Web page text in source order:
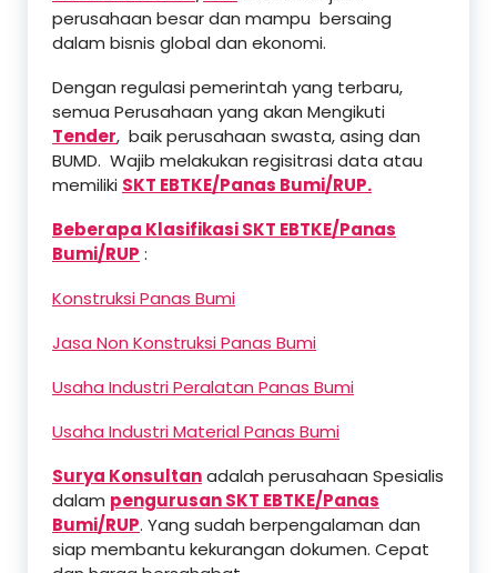
perusahaan besar dan mampu bersaing
dalam bisnis global dan ekonomi.
Dengan regulasi pemerintah yang terbaru,
semua Perusahaan yang akan Mengikuti
Tender, baik perusahaan swasta, asing dan
BUMD. Wajib melakukan regisitrasi data atau
memiliki SKT EBTKE/Panas Bumi/RUP.
Beberapa Klasifikasi SKT EBTKE/Panas
Bumi/RUP :
Konstruksi Panas Bumi
Jasa Non Konstruksi Panas Bumi
Usaha Industri Peralatan Panas Bumi
Usaha Industri Material Panas Bumi
Surya Konsultanadalah perusahaan Spesialis
dalam pengurusan SKT EBTKE/Panas
Bumi/RUP. Yang sudah berpengalaman dan
siap membantu kekurangan dokumen. Cepat